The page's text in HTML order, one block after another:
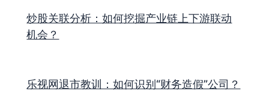
炒股关联分析：如何挖掘产业链上下游联动
机会？
乐视网退市教训：如何识别“财务造假”公司？